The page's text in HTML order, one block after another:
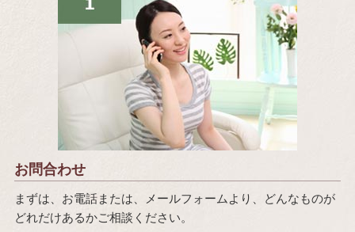
お問合わせ
まずは、お電話または、メールフォームより、どんなものが
どれだけあるかご相談ください。